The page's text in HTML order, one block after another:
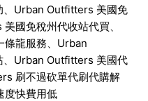
、Urban Outfitters 美國免
國免稅州代收站代買、
龍服務、Urban
、Urban Outfitters 美國代
刷不過砍單代刷代購解
度快費用低